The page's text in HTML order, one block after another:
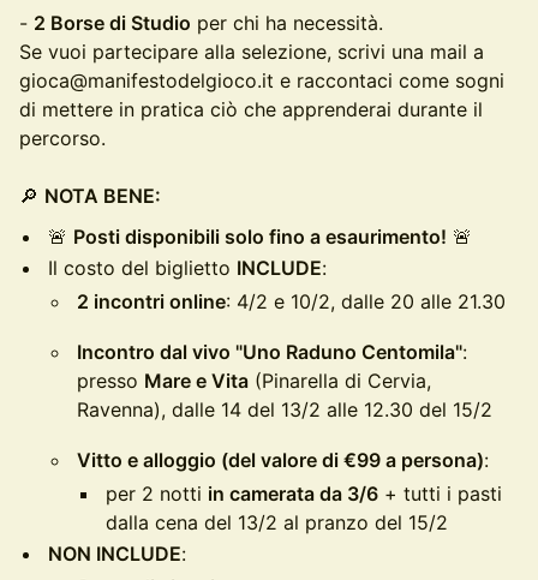
- 2 Borse di Studio per chi ha necessità.
Se vuoi partecipare alla selezione, scrivi una mail a
gioca@manifestodelgioco.it e raccontaci come sogni
di mettere in pratica ciò che apprenderai durante il
percorso.
🔎 NOTA BENE:
🚨 Posti disponibili solo fino a esaurimento! 🚨
Il costo del biglietto INCLUDE:
2 incontri online: 4/2 e 10/2, dalle 20 alle 21.30
Incontro dal vivo "Uno Raduno Centomila":
presso Mare e Vita (Pinarella di Cervia,
Ravenna), dalle 14 del 13/2 alle 12.30 del 15/2
Vitto e alloggio (del valore di €99 a persona):
per 2 notti in camerata da 3/6 + tutti i pasti
dalla cena del 13/2 al pranzo del 15/2
NON INCLUDE: